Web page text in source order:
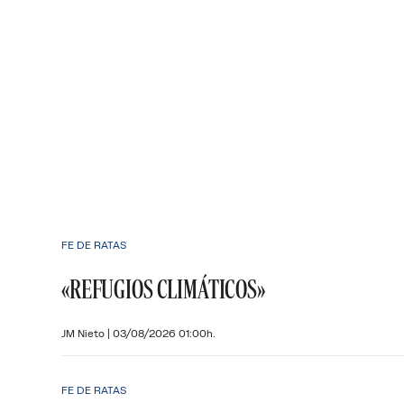
FE DE RATAS
«REFUGIOS CLIMÁTICOS»
JM Nieto | 03/08/2026 01:00h.
FE DE RATAS